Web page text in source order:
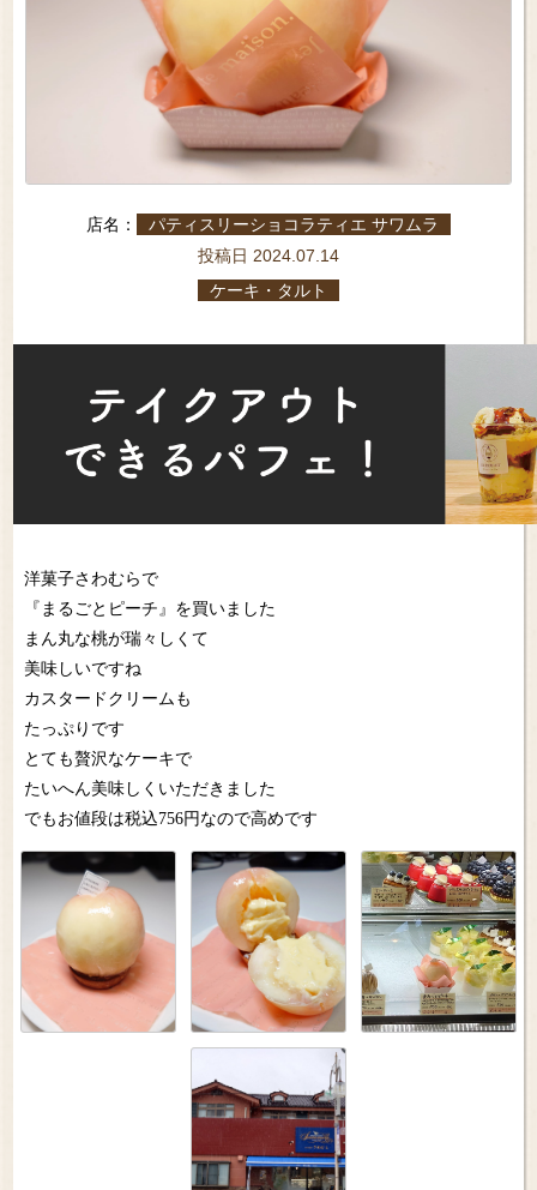
店名： パティスリーショコラティエ サワムラ
投稿日 2024.07.14
ケーキ・タルト
洋菓子さわむらで
『まるごとピーチ』を買いました
まん丸な桃が瑞々しくて
美味しいですね
カスタードクリームも
たっぷりです
とても贅沢なケーキで
たいへん美味しくいただきました
でもお値段は税込756円なので高めです